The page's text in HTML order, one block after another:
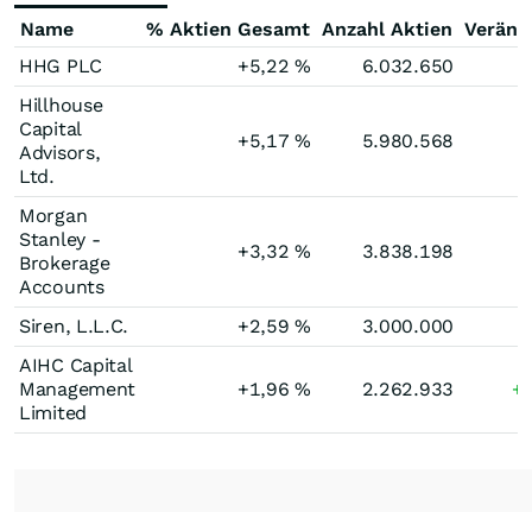
Name
% Aktien Gesamt Anzahl Aktien
HHG PLC
+5,22% 6.032.650
Hillhouse
Capital
Advisors,
Ltd.
+5,17% 5.980.568
Morgan
Stanley -
Brokerage
Accounts
+3,32% 3.838.198
Siren, L.L.C. +2,59%
3.000.000
AIHC Capital
Management
Limited
+1,96% 2.262.933